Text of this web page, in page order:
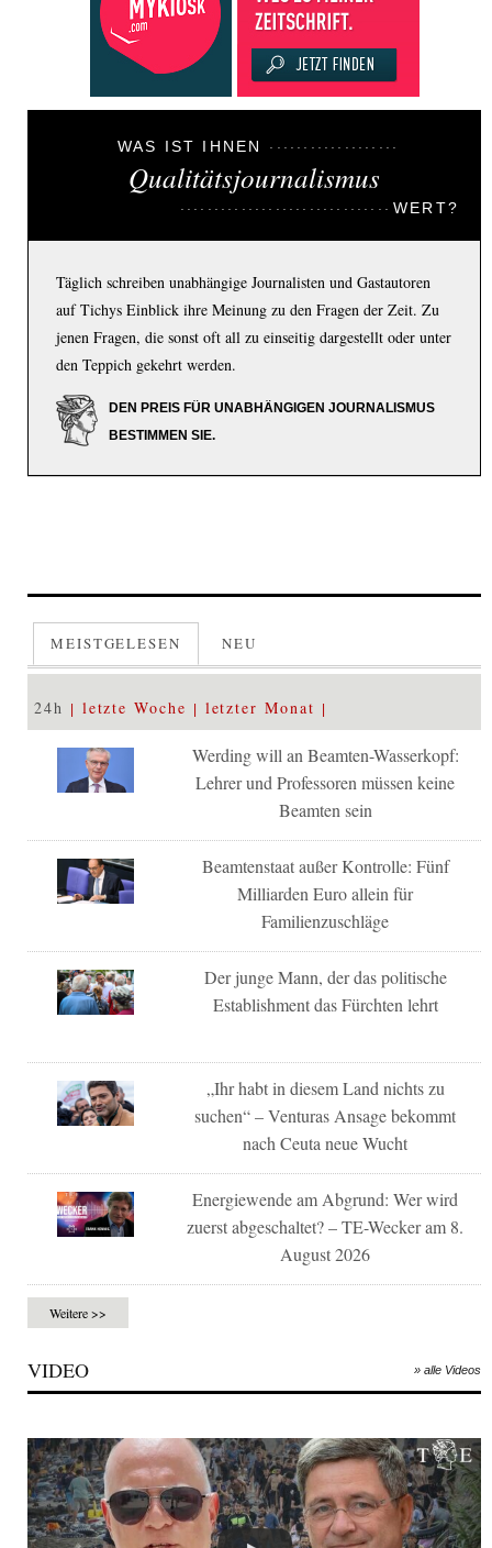
WAS IST IHNEN
Qualitätsjournalismus
WERT?
Täglich schreiben unabhängige Journalisten und Gastautoren
auf Tichys Einblick ihre Meinung zu den Fragen der Zeit. Zu
jenen Fragen, die sonst oft all zu einseitig dargestellt oder unter
den Teppich gekehrt werden.
DEN PREIS FÜR UNABHÄNGIGEN JOURNALISMUS
BESTIMMEN SIE.
MEISTGELESEN NEU
24h letzte Woche letzter Monat
Werding will an Beamten-Wasserkopf:
Lehrer und Professoren müssen keine
Beamten sein
Beamtenstaat außer Kontrolle: Fünf
Milliarden Euro allein für
Familienzuschläge
Der junge Mann, der das politische
Establishment das Fürchten lehrt
„Ihr habt in diesem Land nichts zu
suchen“ – Venturas Ansage bekommt
nach Ceuta neue Wucht
Energiewende am Abgrund: Wer wird
zuerst abgeschaltet? – TE-Wecker am 8.
August 2026
Weitere >>
VIDEO » alle Videos